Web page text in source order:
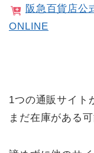
阪急百貨店公
ONLINE
1つの通販サイト
まだ在庫がある